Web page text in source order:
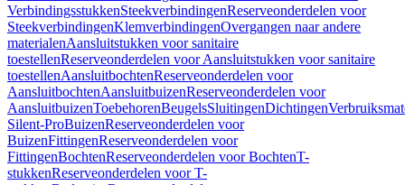
VerbindingsstukkenSteekverbindingenReserveonderdelen voor
SteekverbindingenKlemverbindingenOvergangen naar andere
materialenAansluitstukken voor sanitaire
toestellenReserveonderdelen voor Aansluitstukken voor sanitaire
toestellenAansluitbochtenReserveonderdelen voor
AansluitbochtenAansluitbuizenReserveonderdelen voor
AansluitbuizenToebehorenBeugelsSluitingenDichtingen
Silent-ProBuizenReserveonderdelen voor
BuizenFittingenReserveonderdelen voor
FittingenBochtenReserveonderdelen voor BochtenT-
stukkenReserveonderdelen voor T-